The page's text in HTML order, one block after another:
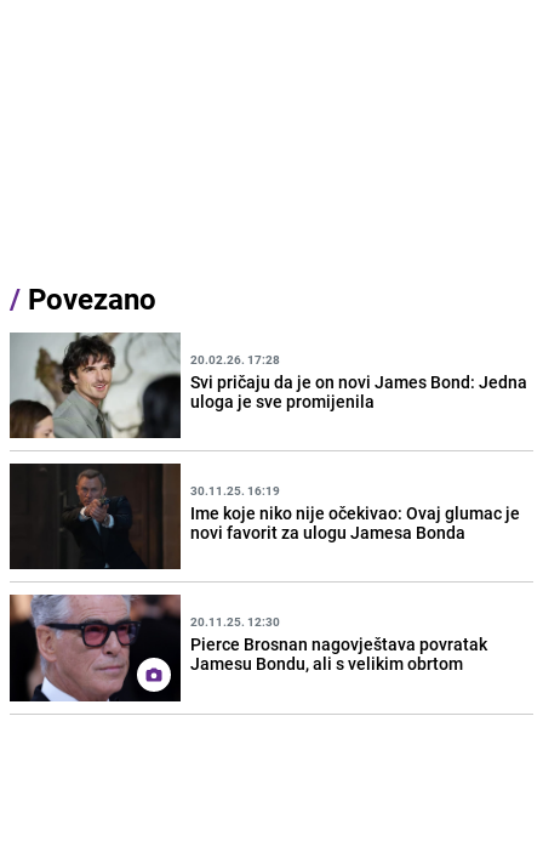
/ Povezano
20.02.26. 17:28
Svi pričaju da je on novi James Bond: Jedna
uloga je sve promijenila
30.11.25. 16:19
Ime koje niko nije očekivao: Ovaj glumac je
novi favorit za ulogu Jamesa Bonda
20.11.25. 12:30
Pierce Brosnan nagovještava povratak
Jamesu Bondu, ali s velikim obrtom